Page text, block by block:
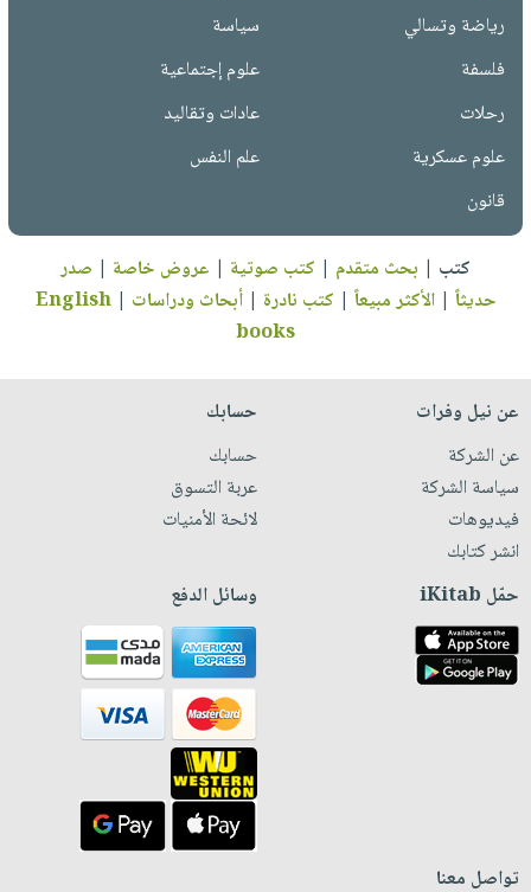
رياضة وتسالي
سياسة
فلسفة
علوم إجتماعية
رحلات
عادات وتقاليد
علوم عسكرية
علم النفس
قانون
كتب | بحث متقدم | كتب صوتية | عروض خاصة | صدر
حديثاً |الأكثر مبيعاً | كتب نادرة |أبحاث ودراسات |
English
books
عن نيل وفرات
عن الشركة
سياسة الشركة
فيديوهات
انشر كتابك
حسابك
حسابك
عربة التسوق
لائحة الأمنيات
حمّل iKitab وسائل الدفع
تواصل معنا